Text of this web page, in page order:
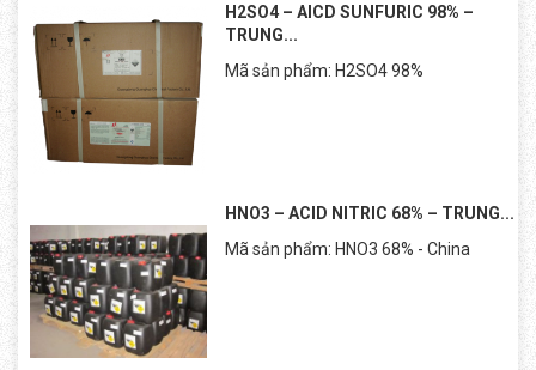
H2SO4 – AICD SUNFURIC 98% –
TRUNG...
Mã sản phẩm: H2SO4 98%
HNO3 – ACID NITRIC 68% – TRUNG...
Mã sản phẩm: HNO3 68% - China